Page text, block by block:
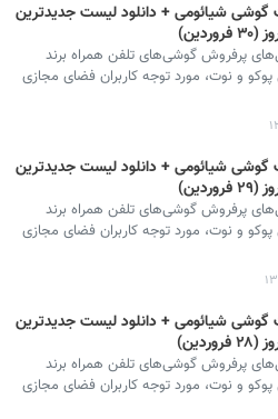
شیائومی + دانلود لیست جدیدترین
پرفروش گوشی‌های تلفن همراه برند
پوکو و نوت، مورد توجه کاربران فضای مجازی
شیائومی + دانلود لیست جدیدترین
پرفروش گوشی‌های تلفن همراه برند
پوکو و نوت، مورد توجه کاربران فضای مجازی
شیائومی + دانلود لیست جدیدترین
پرفروش گوشی‌های تلفن همراه برند
پوکو و نوت، مورد توجه کاربران فضای مجازی